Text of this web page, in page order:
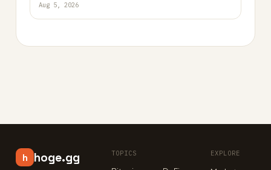
Aug 5, 2026
h hoge.gg TOPICS EXPLORE